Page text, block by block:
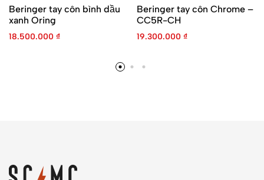
Beringer tay côn bình dầu
xanh Oring
18.500.000 ₫
Beringer tay côn Chrome –
CC5R-CH
19.300.000 ₫